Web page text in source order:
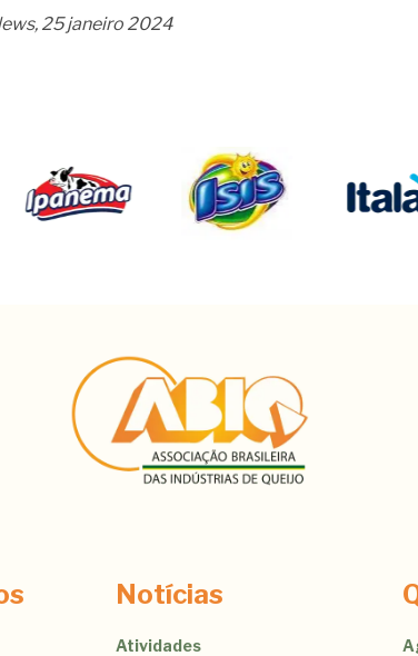
25 janeiro 2024
Notícias
Atividades